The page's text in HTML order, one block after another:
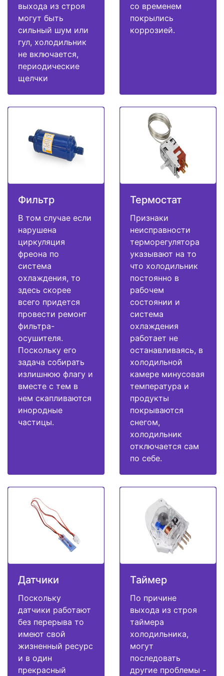
выхода из строя
могут быть
сильный шум или
гул, холодильник
не включается,
периодические
щелчки
со временем
покрылись
коррозией.
Фильтр
В том случае если
нарушена
циркуляция
фреона по
система
охлаждения, то
здесь скорее
всего придется
провести ремонт
фильтра-
осушителя.
Поскольку его
задача собирать
излишнюю флагу и
вместе с тем в
нем скапливаются
инородные
частицы.
Термостат
Признаки
неисправности
терморегулятора
указывают на то
что холодильник
постоянно в
рабочем
состоянии и
система
охлаждения
работает не
останавливаясь, в
холодильной
камере минусовая
температура и
продукты
покрываются
снегом,
холодильник
отключается сам
по себе.
Датчики
Поскольку
датчики работают
без перерыва то
имеют свой
жизненный ресурс
и в один
прекрасный
Таймер
По причине
выхода из строя
таймера
холодильника,
могут
последовать
другие проблемы -